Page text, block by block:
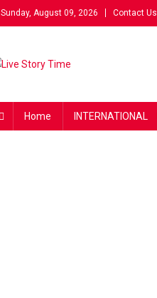
Sunday, August 09, 2026 Contact Us
Home INTERNATIONAL